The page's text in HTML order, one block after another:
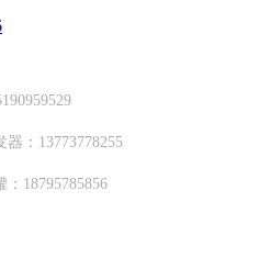
：13773778255
18795785856